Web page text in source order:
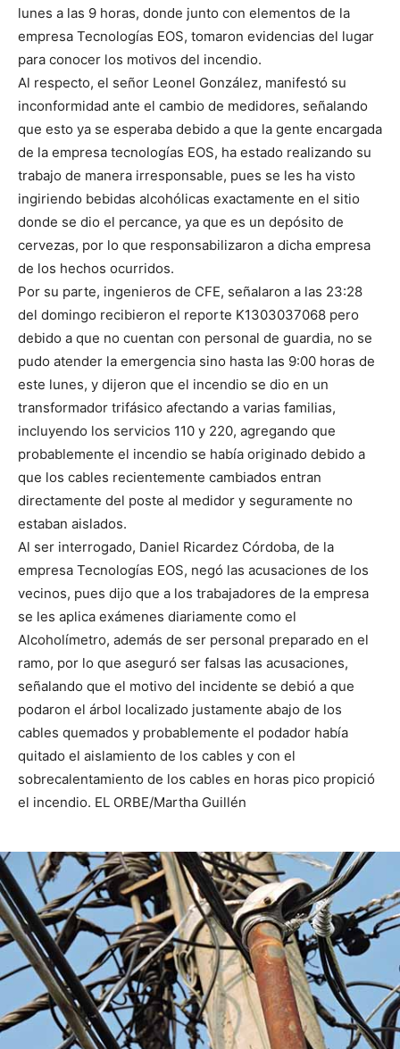
lunes a las 9 horas, donde junto con elementos de la
empresa Tecnologías EOS, tomaron evidencias del lugar
para conocer los motivos del incendio.
Al respecto, el señor Leonel González, manifestó su
inconformidad ante el cambio de medidores, señalando
que esto ya se esperaba debido a que la gente encargada
de la empresa tecnologías EOS, ha estado realizando su
trabajo de manera irresponsable, pues se les ha visto
ingiriendo bebidas alcohólicas exactamente en el sitio
donde se dio el percance, ya que es un depósito de
cervezas, por lo que responsabilizaron a dicha empresa
de los hechos ocurridos.
Por su parte, ingenieros de CFE, señalaron a las 23:28
del domingo recibieron el reporte K1303037068 pero
debido a que no cuentan con personal de guardia, no se
pudo atender la emergencia sino hasta las 9:00 horas de
este lunes, y dijeron que el incendio se dio en un
transformador trifásico afectando a varias familias,
incluyendo los servicios 110 y 220, agregando que
probablemente el incendio se había originado debido a
que los cables recientemente cambiados entran
directamente del poste al medidor y seguramente no
estaban aislados.
Al ser interrogado, Daniel Ricardez Córdoba, de la
empresa Tecnologías EOS, negó las acusaciones de los
vecinos, pues dijo que a los trabajadores de la empresa
se les aplica exámenes diariamente como el
Alcoholímetro, además de ser personal preparado en el
ramo, por lo que aseguró ser falsas las acusaciones,
señalando que el motivo del incidente se debió a que
podaron el árbol localizado justamente abajo de los
cables quemados y probablemente el podador había
quitado el aislamiento de los cables y con el
sobrecalentamiento de los cables en horas pico propició
el incendio. EL ORBE/Martha Guillén